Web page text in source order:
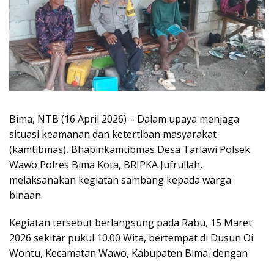
Bima, NTB (16 April 2026) – Dalam upaya menjaga
situasi keamanan dan ketertiban masyarakat
(kamtibmas), Bhabinkamtibmas Desa Tarlawi Polsek
Wawo Polres Bima Kota, BRIPKA Jufrullah,
melaksanakan kegiatan sambang kepada warga
binaan.
Kegiatan tersebut berlangsung pada Rabu, 15 Maret
2026 sekitar pukul 10.00 Wita, bertempat di Dusun Oi
Wontu, Kecamatan Wawo, Kabupaten Bima, dengan